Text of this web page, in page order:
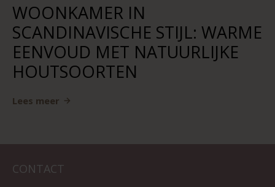
WOONKAMER IN
SCANDINAVISCHE STIJL: WARME
EENVOUD MET NATUURLIJKE
HOUTSOORTEN
Lees meer
CONTACT